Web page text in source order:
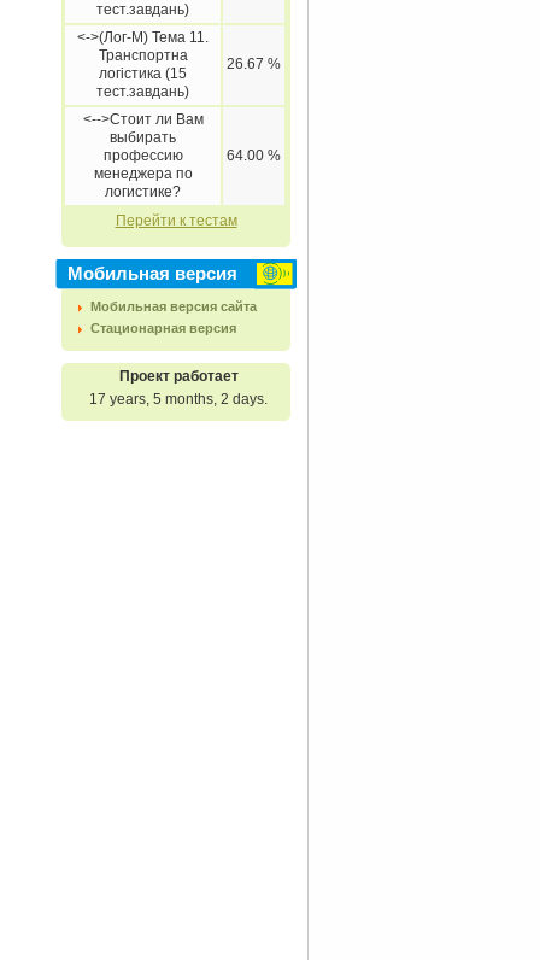
тест.завдань)
<->(Лог-М) Тема 11.
Транспортна
логістика (15
тест.завдань)
26.67 %
<-->Стоит ли Вам
выбирать
профессию
менеджера по
логистике?
64.00 %
Перейти к тестам
Мобильная версия
Мобильная версия сайта
Стационарная версия
Проект работает
17 years, 5 months, 2 days.